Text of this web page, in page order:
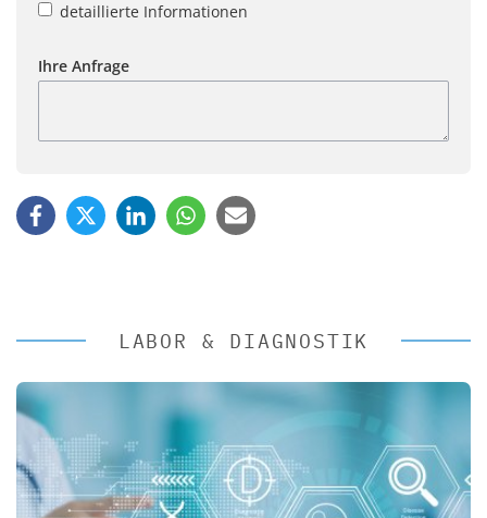
detaillierte Informationen
Ihre Anfrage
LABOR & DIAGNOSTIK